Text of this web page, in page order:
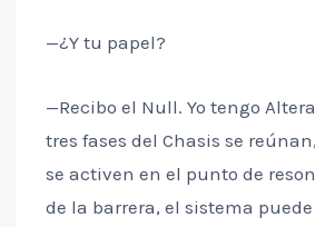
—¿Y tu papel?
—Recibo el Null. Yo tengo
tres fases del Chasis se
se activen en el punto de
de la barrera, el sistema